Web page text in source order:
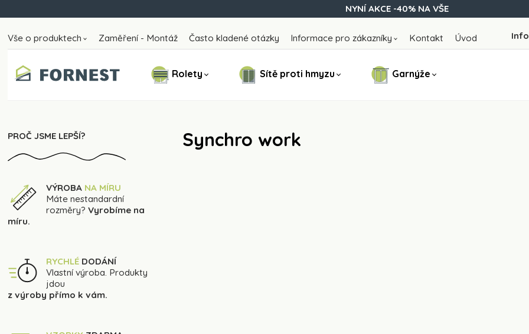
NYNÍ AKCE -40% NA VŠE
Vše o produktech Zaměření - Montáž Často kladené otázky Informace pro zákazníky Kontakt Úvod
Rolety Sítě proti hmyzu Garnýže
PROČ JSME LEPŠÍ?
VÝROBA NA MÍRU
Máte nestandardní
rozměry?Vyrobíme na
míru.
RYCHLÉ DODÁNÍ
Vlastní výroba. Produkty
jdou
z výroby přímo k vám.
Synchro work